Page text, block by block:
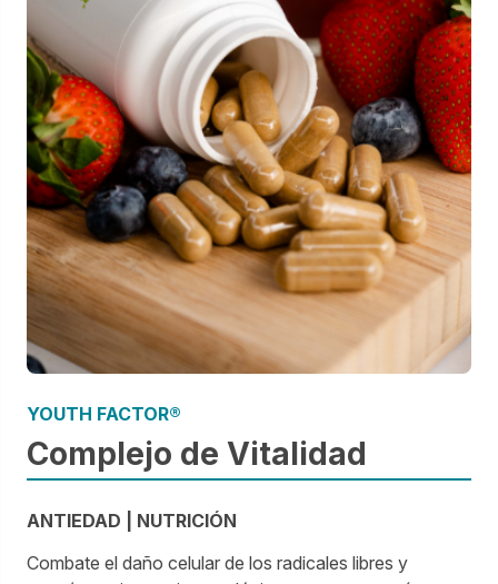
YOUTH FACTOR®
Complejo de Vitalidad
ANTIEDAD | NUTRICIÓN
Combate el daño celular de los radicales libres y